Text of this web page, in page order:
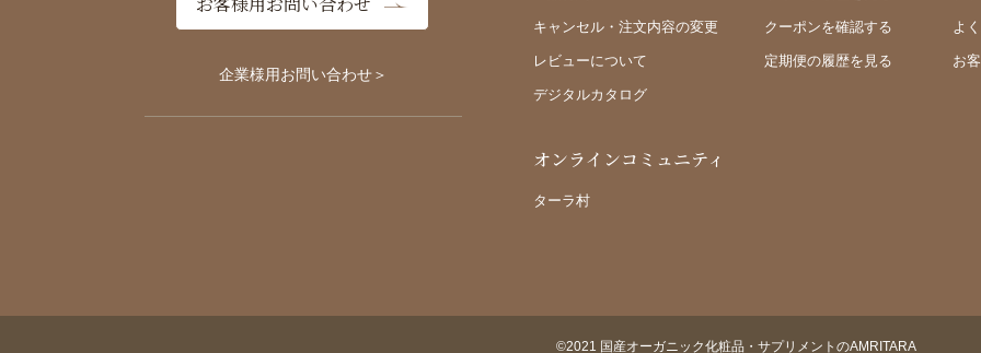
企業様用お問い合わせ＞
キャンセル・注文内容の変更
レビューについて
デジタルカタログ
クーポンを確認する
定期便の履歴を見る
よ
お
オンラインコミュニティ
ターラ村
©2021 国産オーガニック化粧品・サプリメントのAMRITARA